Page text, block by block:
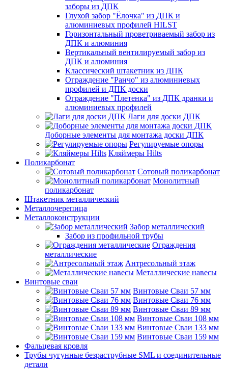
заборы из ДПК
Глухой забор "Ёлочка" из ДПК и
алюминиевых профилей HILST
Горизонтальный проветриваемый забор из
ДПК и алюминия
Вертикальный вентилируемый забор из
ДПК и алюминия
Классический штакетник из ДПК
Ограждение "Ранчо" из алюминиевых
профилей и ДПК доски
Ограждение "Плетенка" из ДПК дранки и
алюминиевых профилей
Лаги для доски ДПК
Доборные элементы для монтажа доски ДПК
Регулируемые опоры
Кляймеры Hilts
Поликарбонат
Сотовый поликарбонат
Монолитный
поликарбонат
Штакетник металлический
Металлочерепица
Металлоконструкции
Забор металлический
Забор из профильной трубы
Ограждения
металлические
Антресольный этаж
Металлические навесы
Винтовые сваи
Винтовые Сваи 57 мм
Винтовые Сваи 76 мм
Винтовые Сваи 89 мм
Винтовые Сваи 108 мм
Винтовые Сваи 133 мм
Винтовые Сваи 159 мм
Фальцевая кровля
Трубы чугунные безраструбные SML и соединительные
детали